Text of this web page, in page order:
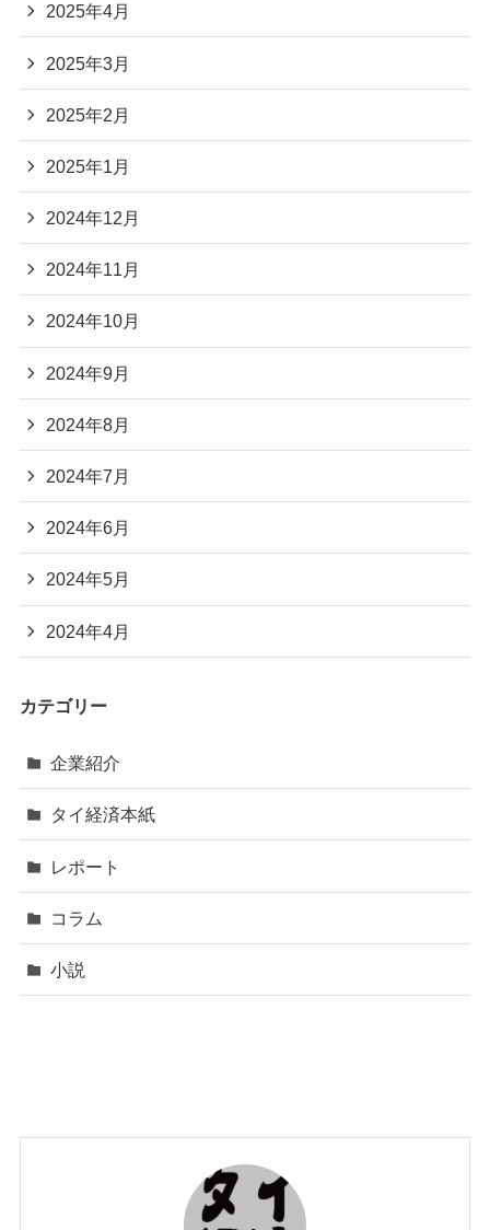
2025年4月
2025年3月
2025年2月
2025年1月
2024年12月
2024年11月
2024年10月
2024年9月
2024年8月
2024年7月
2024年6月
2024年5月
2024年4月
カテゴリー
企業紹介
タイ経済本紙
レポート
コラム
小説